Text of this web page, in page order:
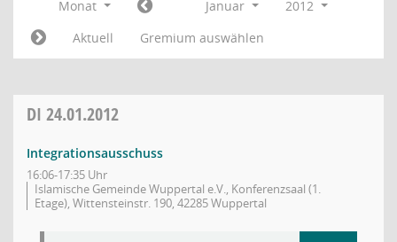
Monat Januar
2012
Aktuell
Gremium auswählen
DI 24.01.2012
Integrationsausschuss
16:06-17:35 Uhr
Islamische Gemeinde Wuppertal e.V., Konferenzsaal (1.
Etage), Wittensteinstr. 190, 42285 Wuppertal